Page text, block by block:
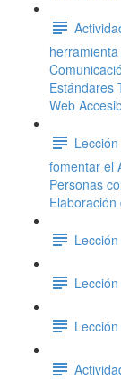
Estándares
Web
fomentar el
Personas